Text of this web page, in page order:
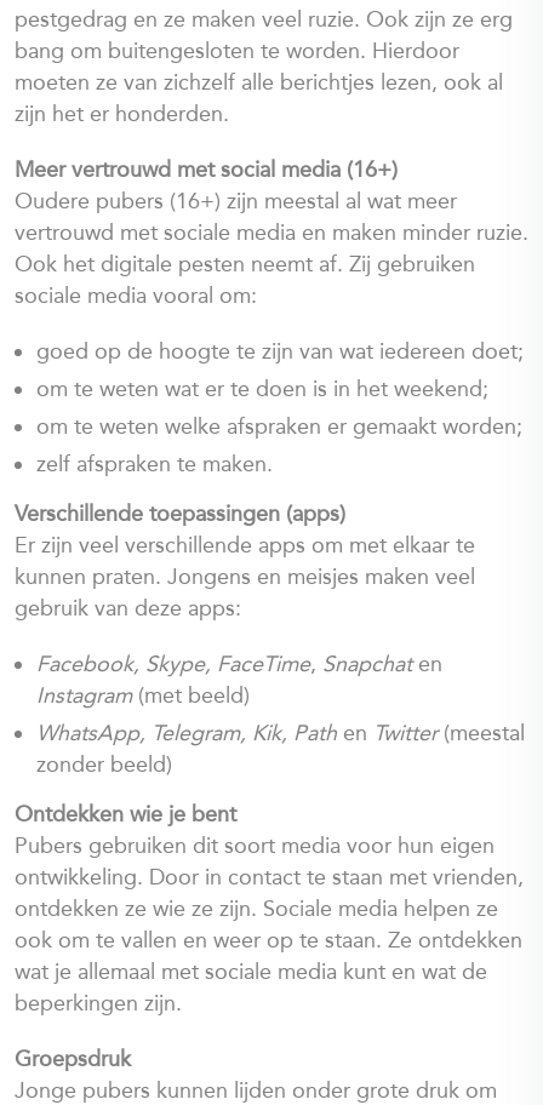
pestgedrag en ze maken veel ruzie. Ook zijn ze erg
bang om buitengesloten te worden. Hierdoor
moeten ze van zichzelf alle berichtjes lezen, ook al
zijn het er honderden.
Meer vertrouwd met social media (16+)
Oudere pubers (16+) zijn meestal al wat meer
vertrouwd met sociale media en maken minder ruzie.
Ook het digitale pesten neemt af. Zij gebruiken
sociale media vooral om:
goed op de hoogte te zijn van wat iedereen doet;
om te weten wat er te doen is in het weekend;
om te weten welke afspraken er gemaakt worden;
zelf afspraken te maken.
Verschillende toepassingen (apps)
Er zijn veel verschillende apps om met elkaar te
kunnen praten. Jongens en meisjes maken veel
gebruik van deze apps:
Facebook, Skype, FaceTime, Snapchaten
Instagram (met beeld)
WhatsApp, Telegram, Kik, Path en Twitter(meestal
zonder beeld)
Ontdekken wie je bent
Pubers gebruiken dit soort media voor hun eigen
ontwikkeling. Door in contact te staan met vrienden,
ontdekken ze wie ze zijn. Sociale media helpen ze
ook om te vallen en weer op te staan. Ze ontdekken
wat je allemaal met sociale media kunt en wat de
beperkingen zijn.
Groepsdruk
Jonge pubers kunnen lijden onder grote druk om